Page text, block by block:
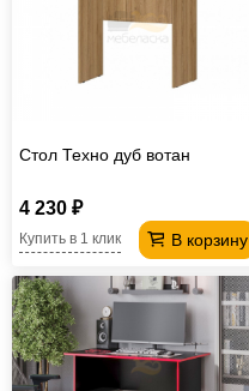
Стол Техно дуб вотан
4 230 ₽
В корзину
Купить в 1 клик